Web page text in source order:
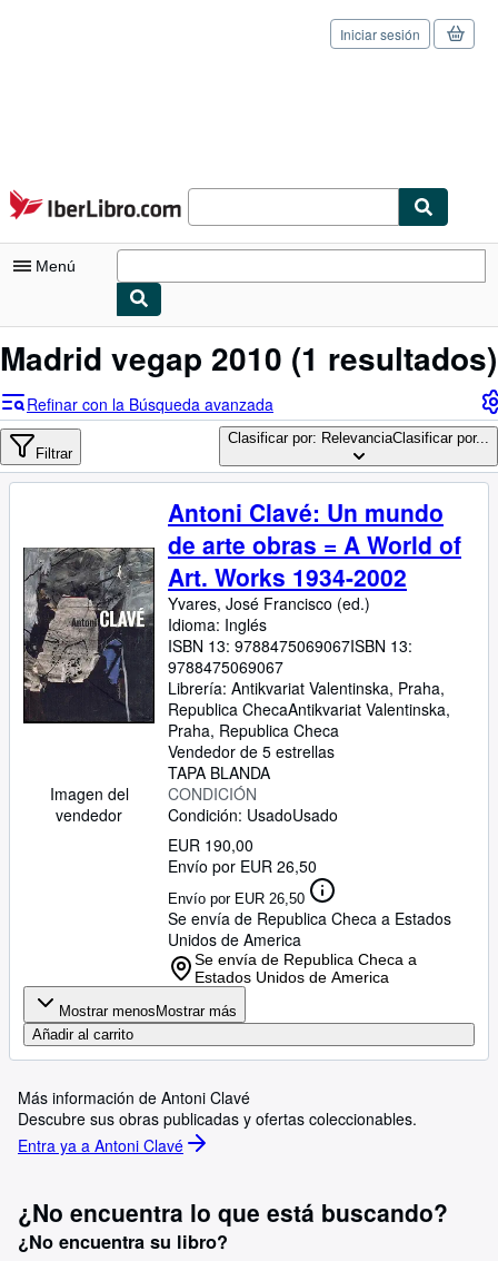
Pasar al contenido principal
IberLibro.com
Iniciar sesión
Menú
Mi cuenta
Consultar mis pedidos
Cerrar sesión
Búsqueda avanzada
Arte y coleccionismo
Vendedores
Comenzar a vender
Ayuda
CERRAR
Madrid vegap 2010 (1 resultados)
Refinar con la Búsqueda avanzada
Filtrar
Clasificar por: RelevanciaClasificar por...
Imagen del
vendedor
Antoni Clavé: Un mundo
de arte obras = A World of
Art. Works 1934-2002
Yvares, José Francisco (ed.)
Idioma: Inglés
ISBN 13: 9788475069067ISBN 13:
9788475069067
Librería: Antikvariat Valentinska, Praha,
Republica ChecaAntikvariat Valentinska,
Praha, Republica Checa
Vendedor de 5 estrellas
TAPA BLANDA
CONDICIÓN
Condición: UsadoUsado
EUR 190,00
Envío por EUR 26,50
Envío por EUR 26,50
Se envía de Republica Checa a Estados
Unidos de America
Se envía de Republica Checa a
Estados Unidos de America
Mostrar menos Mostrar más
Añadir al carrito
Más información de Antoni Clavé
Descubre sus obras publicadas y ofertas coleccionables.
Entra ya a Antoni Clavé
¿No encuentra lo que está buscando?
¿No encuentra su libro?